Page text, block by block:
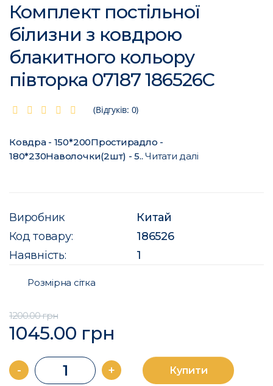
Комплект постільної
білизни з ковдрою
блакитного кольору
півторка 07187 186526C
(Відгуків: 0)
Ковдра - 150*200Простирадло -
180*230Наволочки(2шт) - 5..Читати далі
Виробник
Китай
Код товару:
186526
Наявність:
1
Розмірна сітка
1200.00 грн
1045.00 грн
- + Купити